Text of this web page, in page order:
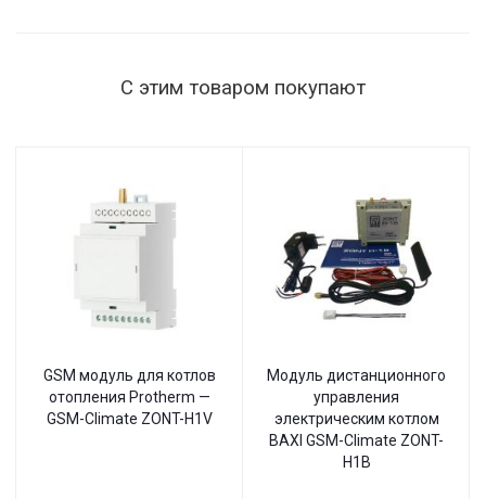
С этим товаром покупают
GSM модуль для котлов
отопления Protherm —
GSM-Climate ZONT-H1V
Модуль дистанционного
управления
электрическим котлом
BAXI GSM-Climate ZONT-
H1B